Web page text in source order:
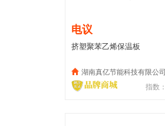
电议
挤塑聚苯乙烯保温板
湖南真亿节能科技有限公司
指数